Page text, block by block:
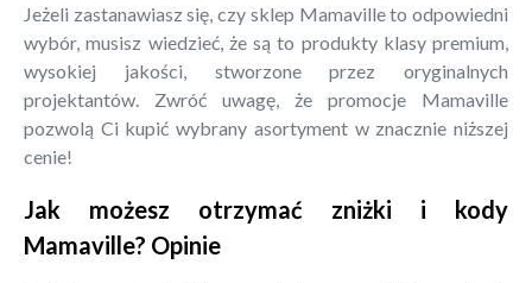
Jeżeli zastanawiasz się, czy sklep Mamaville to odpowiedni
wybór, musisz wiedzieć, że są to produkty klasy premium,
wysokiej jakości, stworzone przez oryginalnych
projektantów. Zwróć uwagę, że promocje Mamaville
pozwolą Ci kupić wybrany asortyment w znacznie niższej
cenie!
Jak możesz otrzymać zniżki i kody
Mamaville? Opinie